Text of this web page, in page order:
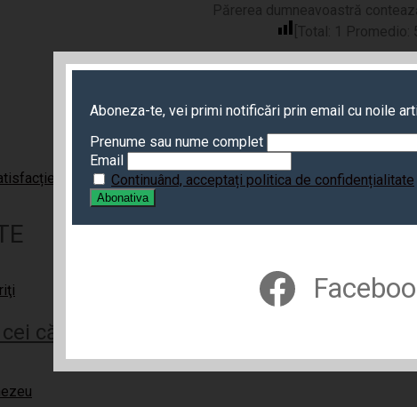
Părerea dumneavoastră
[Total:
1 Promedio:
în Hristos
căsătoriţi
Aboneza-te, vei primi notificări prin email cu noile
Prenume sau nume complet
Email
Continuând, acceptați politica de confidențialitate